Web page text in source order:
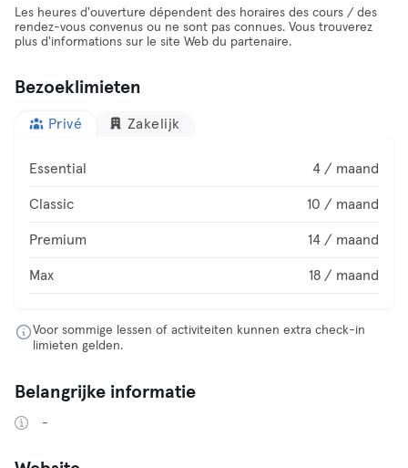
Les heures d'ouverture dépendent des horaires des cours / des
rendez-vous convenus ou ne sont pas connues. Vous trouverez
plus d'informations sur le site Web du partenaire.
Bezoeklimieten
Privé Zakelijk
Essential 4 / maand
Classic 10 / maand
Premium 14 / maand
Max 18 / maand
Voor sommige lessen of activiteiten kunnen extra check-in
limieten gelden.
Belangrijke informatie
-